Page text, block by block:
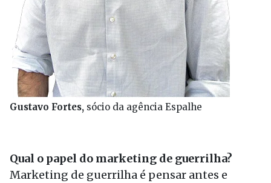
Gustavo Fortes, sócio da agência Espalhe
Qual o papel do marketing de guerrilha?
Marketing de guerrilha é pensar antes e